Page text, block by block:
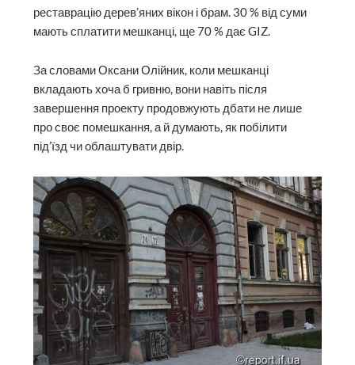
реставрацію дерев’яних вікон і брам. 30 % від суми
мають сплатити мешканці, ще 70 % дає GIZ.
За словами Оксани Олійник, коли мешканці
вкладають хоча б гривню, вони навіть після
завершення проекту продовжують дбати не лише
про своє помешкання, а й думають, як побілити
під’їзд чи облаш­тувати двір.